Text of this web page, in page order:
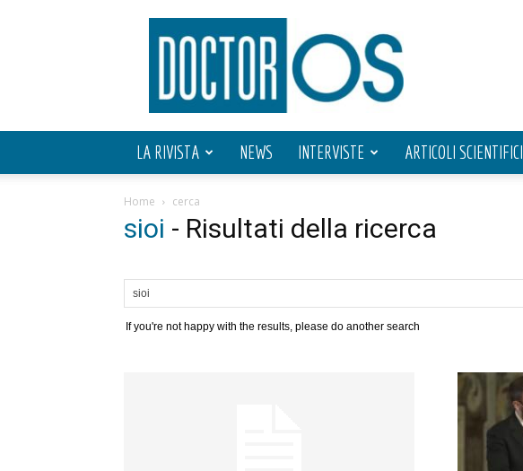
Doctor
OS
LA RIVISTA NEWS INTERVISTE ARTICOLI SCIENTIFICI
Home cerca
sioi - Risultati della ricerca
If you're not happy with the results, please do another search